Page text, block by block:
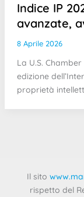
Indice IP
avanzate,
8 Aprile 2026
La U.S.
edizione
proprietà
Il sito
rispetto del